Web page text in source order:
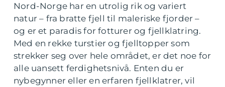
Nord-Norge har en utrolig rik og variert
natur – fra bratte fjell til maleriske fjorder –
og er et paradis for fotturer og fjellklatring.
Med en rekke turstier og fjelltopper som
strekker seg over hele området, er det noe for
alle uansett ferdighetsnivå. Enten du er
nybegynner eller en erfaren fjellklatrer, vil